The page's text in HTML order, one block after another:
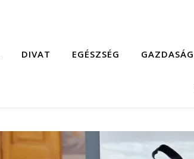
DIVAT EGÉSZSÉG GAZDASÁG